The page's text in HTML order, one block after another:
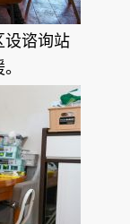
设谘询站